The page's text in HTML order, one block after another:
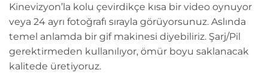
Kinevizyon’la kolu çevirdikçe kısa bir video oynuyor
veya 24 ayrı fotoğrafı sırayla görüyorsunuz. Aslında
temel anlamda bir gif makinesi diyebiliriz. Şarj/Pil
gerektirmeden kullanılıyor, ömür boyu saklanacak
kalitede üretiyoruz.